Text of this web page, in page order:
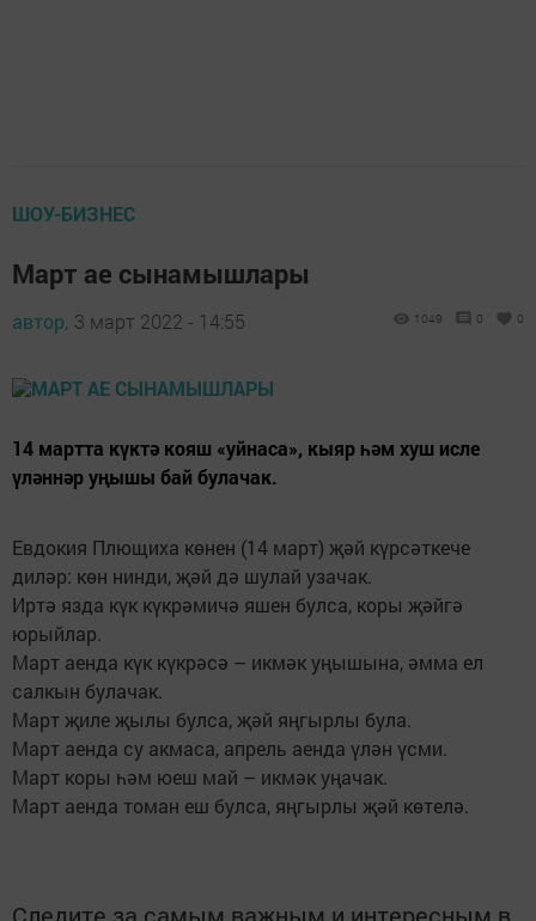
ШОУ-БИЗНЕС
Март ае сынамышлары
автор, 3 март 2022 - 14:55 1049 0 0
14 мартта күктә кояш «уйнаса», кыяр һәм хуш исле
үләннәр уңышы бай булачак.
Евдокия Плющиха көнен (14 март) җәй күрсәткече
диләр: көн нинди, җәй дә шулай узачак.
Иртә язда күк күкрәмичә яшен булса, коры җәйгә
юрыйлар.
Март аенда күк күкрәсә – икмәк уңышына, әмма ел
салкын булачак.
Март җиле җылы булса, җәй яңгырлы була.
Март аенда су акмаса, апрель аенда үлән үсми.
Март коры һәм юеш май – икмәк уңачак.
Март аенда томан еш булса, яңгырлы җәй көтелә.